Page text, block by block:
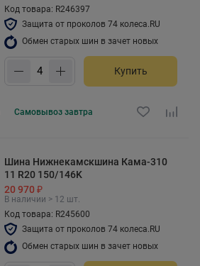
Код товара: R246397
Защита от проколов 74 колеса.RU
Обмен старых шин в зачет новых
Купить
Самовывоз завтра
Шина Нижнекамскшина Кама-310
11 R20 150/146K
20 970 ₽
В наличии > 12 шт.
Код товара: R245600
Защита от проколов 74 колеса.RU
Обмен старых шин в зачет новых